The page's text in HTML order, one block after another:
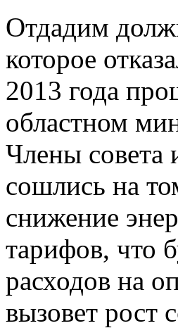
Отдадим
которое
2013 года
областном
Члены совета
сошлись на
снижение
тарифов, что
расходов на
вызовет рост